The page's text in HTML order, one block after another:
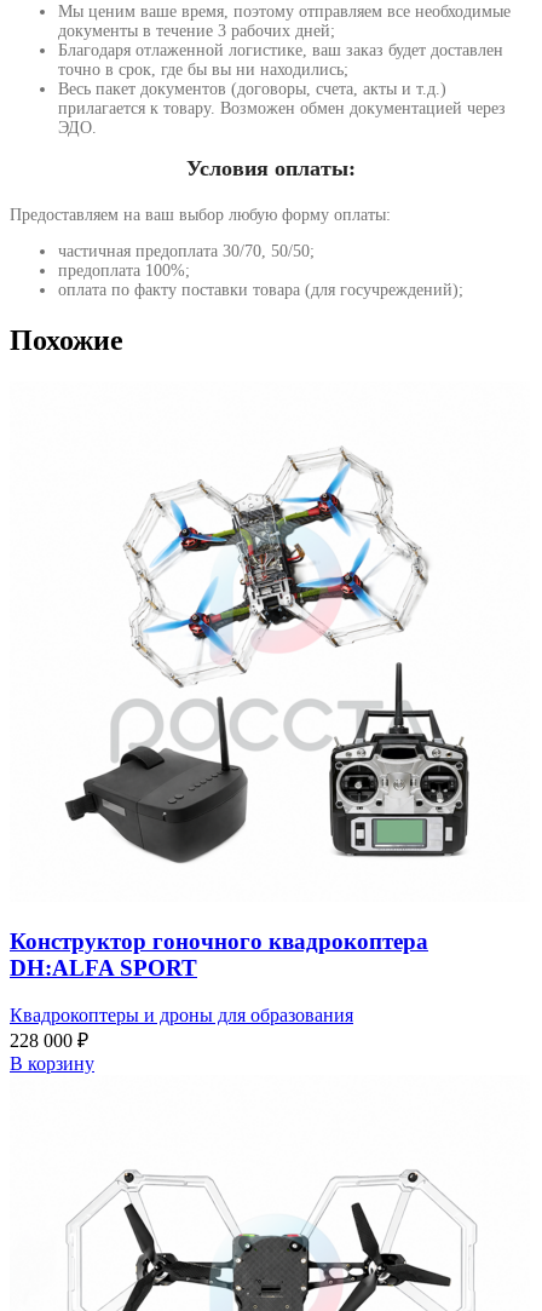
Мы ценим ваше время, поэтому отправляем все необходимые
документы в течение 3 рабочих дней;
Благодаря отлаженной логистике, ваш заказ будет доставлен
точно в срок, где бы вы ни находились;
Весь пакет документов (договоры, счета, акты и т.д.)
прилагается к товару. Возможен обмен документацией через
ЭДО.
Условия оплаты:
Предоставляем на ваш выбор любую форму оплаты:
частичная предоплата 30/70, 50/50;
предоплата 100%;
оплата по факту поставки товара (для госучреждений);
Похожие
Конструктор гоночного квадрокоптера
DH:ALFA SPORT
Квадрокоптеры и дроны для образования
228 000 ₽
В корзину